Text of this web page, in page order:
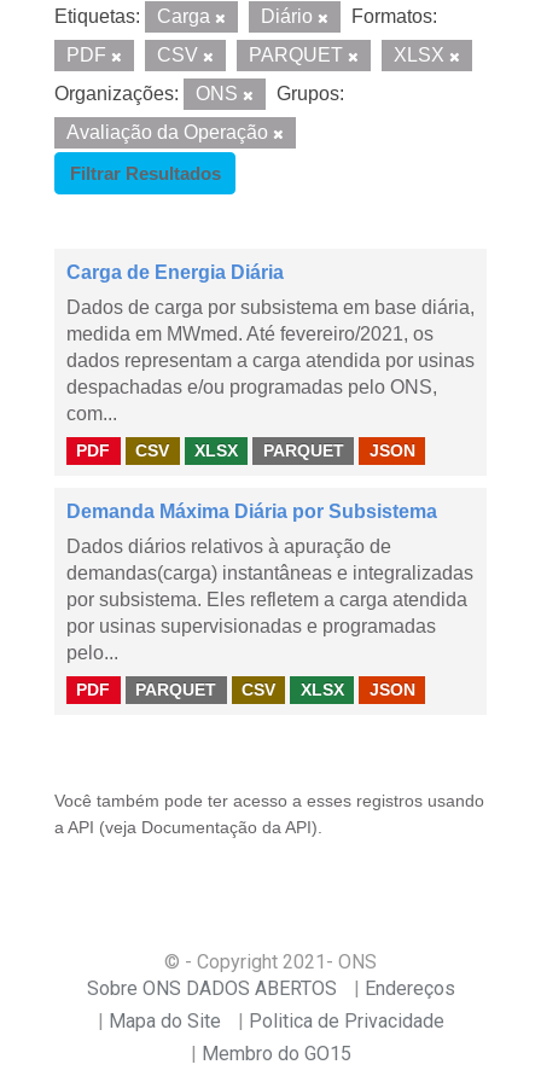
Etiquetas: Carga Diário
Formatos:
PDF
CSV PARQUET
XLSX
Organizações:
ONS
Grupos:
Avaliação da Operação
Filtrar Resultados
Carga de Energia Diária
Dados de carga por subsistema em base diária,
medida em MWmed. Até fevereiro/2021, os
dados representam a carga atendida por usinas
despachadas e/ou programadas pelo ONS,
com...
PDF CSV XLSX PARQUET JSON
Demanda Máxima Diária por Subsistema
Dados diários relativos à apuração de
demandas(carga) instantâneas e integralizadas
por subsistema. Eles refletem a carga atendida
por usinas supervisionadas e programadas
pelo...
PDF PARQUET CSV XLSX JSON
Você também pode ter acesso a esses registros usando
a API (veja Documentação da API ).
© - Copyright 2021 - ONS
Sobre ONS DADOS ABERTOS
Endereços
Mapa do Site
Politica de Privacidade
Membro do GO15